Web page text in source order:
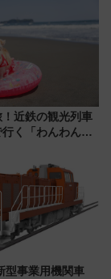
YouTubeが公開
近鉄の観光列車
行く「わんわん列
型事業用機関車